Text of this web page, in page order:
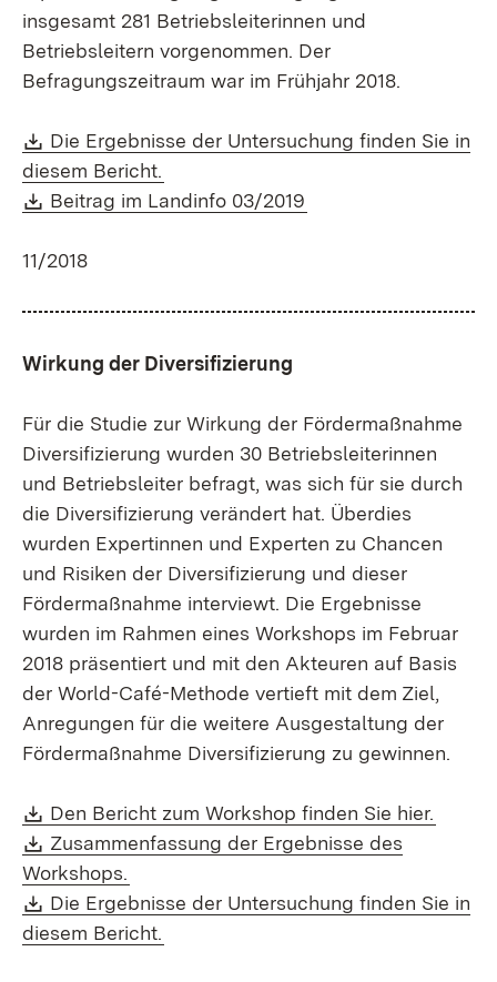
insgesamt 281 Betriebsleiterinnen und
Betriebsleitern vorgenommen. Der
Befragungszeitraum war im Frühjahr 2018.
Download:
Die Ergebnisse der Untersuchung finden Sie in
diesem Bericht.
Download:
Beitrag im Landinfo 03/2019
11/2018
Wirkung der Diversifizierung
Für die Studie zur Wirkung der Fördermaßnahme
Diversifizierung wurden 30 Betriebsleiterinnen
und Betriebsleiter befragt, was sich für sie durch
die Diversifizierung verändert hat. Überdies
wurden Expertinnen und Experten zu Chancen
und Risiken der Diversifizierung und dieser
Fördermaßnahme interviewt. Die Ergebnisse
wurden im Rahmen eines Workshops im Februar
2018 präsentiert und mit den Akteuren auf Basis
der World-Café-Methode vertieft mit dem Ziel,
Anregungen für die weitere Ausgestaltung der
Fördermaßnahme Diversifizierung zu gewinnen.
Download:
Den Bericht zum Workshop finden Sie hier.
Download:
Zusammenfassung der Ergebnisse des
Workshops.
Download:
Die Ergebnisse der Untersuchung finden Sie in
diesem Bericht.